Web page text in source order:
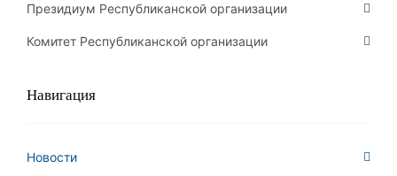
Президиум Республиканской организации
Комитет Республиканской организации
Навигация
Новости